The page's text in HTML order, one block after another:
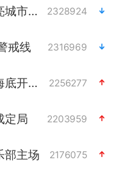
以“新”破局 首发经济点亮城市消费活力 2328924
戒线 2316969
中方回应是否在太平洋海底开采稀土 2256277
定局 2203959
部主场 2176075